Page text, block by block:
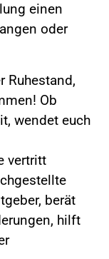
einen
oder
Ruhestand,
Ob
wendet euch
vertritt
berät
hilft